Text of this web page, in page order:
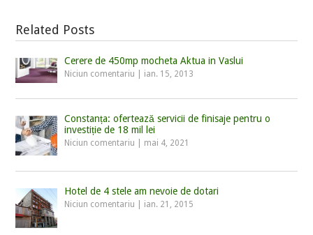
Related Posts
Cerere de 450mp mocheta Aktua in Vaslui
Niciun comentariu ian. 15, 2013
Constanța: ofertează servicii de finisaje pentru o
investiție de 18 mil lei
Niciun comentariu mai 4, 2021
Hotel de 4 stele am nevoie de dotari
Niciun comentariu ian. 21, 2015